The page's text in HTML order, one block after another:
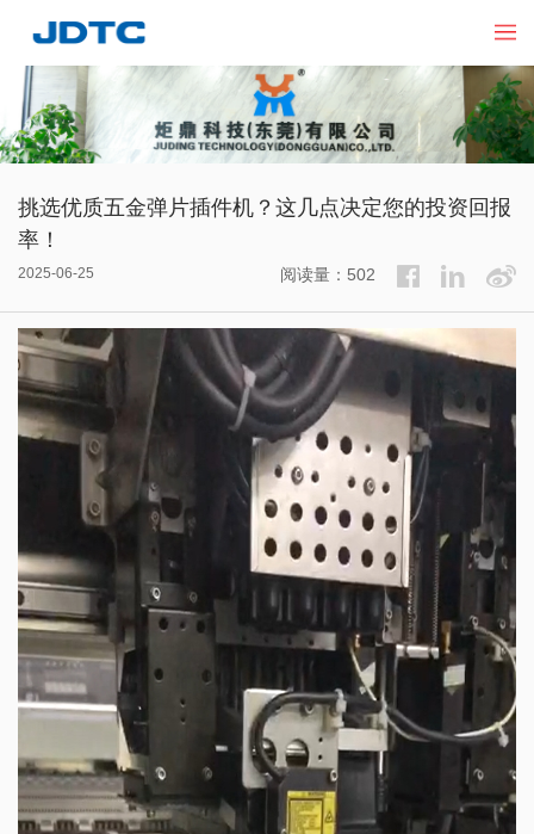
挑选优质五金弹片插件机？这几点决定您的投资回报
率！​
2025-06-25 阅读量：502